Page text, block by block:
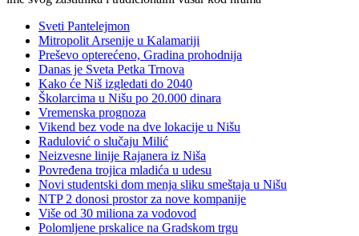
Sveti Pantelejmon
Mitropolit Arsenije u Kalamariji
Preševo opterećeno, Gradina prohodnija
Danas je Sveta Petka Trnova
Kako će Niš izgledati do 2040
Školarcima u Nišu po 20.000 dinara
Vremenska prognoza
Vikend bez vode na dve lokacije u Nišu
Radulović o slučaju Milić
Neizvesne linije Rajanera iz Niša
Povređena trojica mladića u udesu
Novi studentski dom menja sliku smeštaja u Nišu
NTP 2 donosi prostor za nove kompanije
Više od 30 miliona za vodovod
Polomljene prskalice na Gradskom trgu